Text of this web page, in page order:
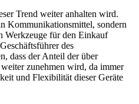
Trend weiter anhalten wird.
Kommunikationsmittel, sondern
Werkzeuge für den Einkauf
des
dass der Anteil der über
zunehmen wird, da immer
und Flexibilität dieser Geräte